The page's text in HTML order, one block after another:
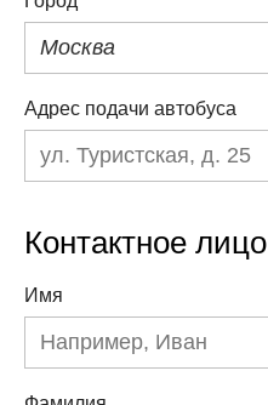
Москва
Адрес подачи автобуса
Контактное лицо
Имя